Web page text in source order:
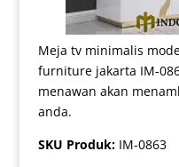
Meja tv minimalis
furniture jakarta IM-
menawan akan
anda.
SKU Produk: IM-0863